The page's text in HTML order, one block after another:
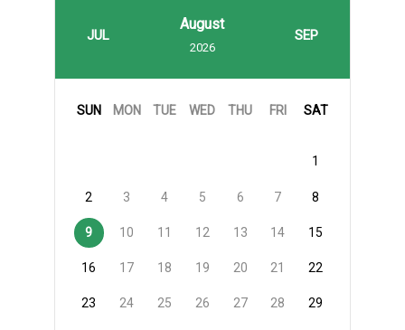
JUL
August
2026
SEP
SUN MON TUE WED THU FRI SAT
1
2 3 4 5 6 7 8
9 10 11 12 13 14 15
16 17 18 19 20 21 22
23 24 25 26 27 28 29